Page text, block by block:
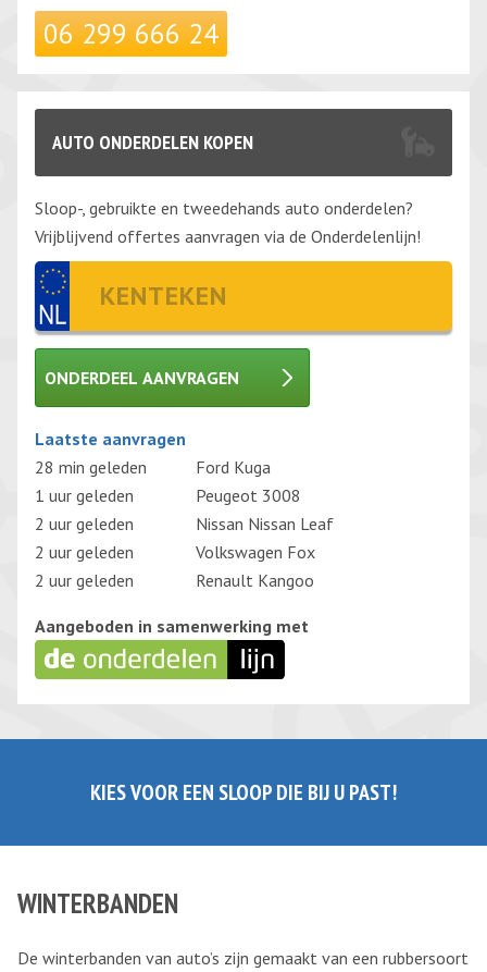
06 299 666 24
AUTO ONDERDELEN KOPEN
Sloop-, gebruikte en tweedehands auto onderdelen?
Vrijblijvend offertes aanvragen via de Onderdelenlijn!
ONDERDEEL AANVRAGEN
Gelieve dit veld leeg te laten.
Laatste aanvragen
28 min geleden
Ford Kuga
1 uur geleden
Peugeot 3008
2 uur geleden
Nissan Nissan Leaf
2 uur geleden
Volkswagen Fox
2 uur geleden
Renault Kangoo
Aangeboden in samenwerking met
KIES VOOR EEN SLOOP DIE BIJ U PAST!
WINTERBANDEN
De winterbanden van auto’s zijn gemaakt van een rubbersoort